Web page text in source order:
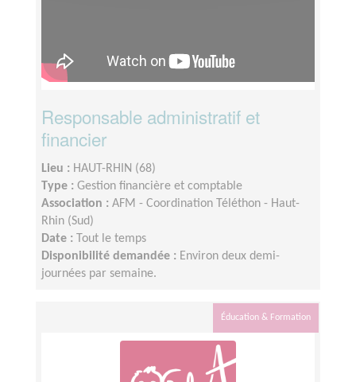
Responsable administratif et
financier
Lieu : HAUT-RHIN (68)
Type : Gestion financière et comptable
Association : AFM - Coordination Téléthon - Haut-
Rhin (Sud)
Date :
Tout le temps
Disponibilité demandée : Environ deux demi-
journées par semaine.
Éducation & Formation